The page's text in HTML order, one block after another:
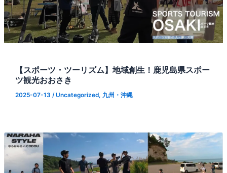
【スポーツ・ツーリズム】地域創生！鹿児島県スポー
ツ観光おおさき
2025-07-13 /Uncategorized, 九州・沖縄